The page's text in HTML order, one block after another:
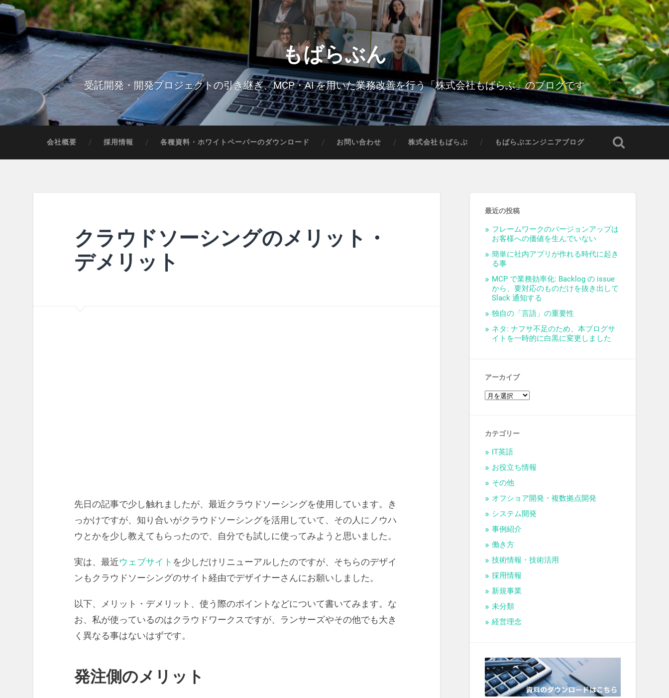
もばらぶん
受託開発・開発プロジェクトの引き継ぎ、MCP・AI を用いた業務改善を行う「株式会社もばらぶ」のブログです
会社概要 採用情報 各種資料・ホワイトペーパーのダウンロード お問い合わせ 株式会社もばらぶ もばらぶエンジニアブログ
クラウドソーシングのメリット・
デメリット
先日の記事で少し触れましたが、最近クラウドソーシングを使用しています。き
っかけですが、知り合いがクラウドソーシングを活用していて、その人にノウハ
ウとかを少し教えてもらったので、自分でも試しに使ってみようと思いました。
実は、最近ウェブサイト を少しだけリニューアルしたのですが、そちらのデザイ
ンもクラウドソーシングのサイト経由でデザイナーさんにお願いしました。
以下、メリット・デメリット、使う際のポイントなどについて書いてみます。な
お、私が使っているのはクラウドワークスですが、ランサーズやその他でも大き
く異なる事はないはずです。
発注側のメリット
最近の投稿
フレームワークのバージョンアップは
お客様への価値を生んでいない
簡単に社内アプリが作れる時代に起き
る事
MCP で業務効率化: Backlog の issue
から、要対応のものだけを抜き出して
Slack 通知する
独自の「言語」の重要性
ネタ: ナフサ不足のため、本ブログサ
イトを一時的に白黒に変更しました
アーカイブ
カテゴリー
IT英語
お役立ち情報
その他
オフショア開発・複数拠点開発
システム開発
事例紹介
働き方
技術情報・技術活用
採用情報
新規事業
未分類
経営理念